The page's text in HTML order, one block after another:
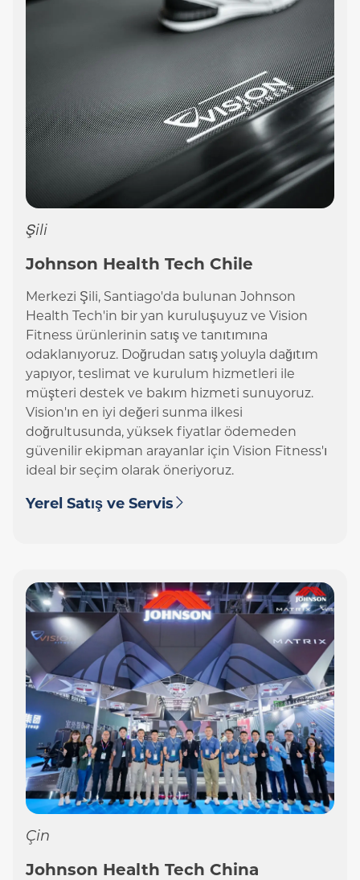
Şili
Johnson Health Tech Chile
Merkezi Şili, Santiago'da bulunan Johnson
Health Tech'in bir yan kuruluşuyuz ve Vision
Fitness ürünlerinin satış ve tanıtımına
odaklanıyoruz. Doğrudan satış yoluyla dağıtım
yapıyor, teslimat ve kurulum hizmetleri ile
müşteri destek ve bakım hizmeti sunuyoruz.
Vision'ın en iyi değeri sunma ilkesi
doğrultusunda, yüksek fiyatlar ödemeden
güvenilir ekipman arayanlar için Vision Fitness'ı
ideal bir seçim olarak öneriyoruz.
Yerel Satış ve Servis
Çin
Johnson Health Tech China